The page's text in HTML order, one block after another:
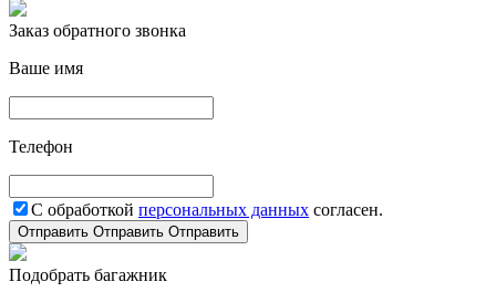
Заказ обратного звонка
Ваше имя
Телефон
С обработкой персональных данных согласен.
Отправить Отправить Отправить
Подобрать багажник